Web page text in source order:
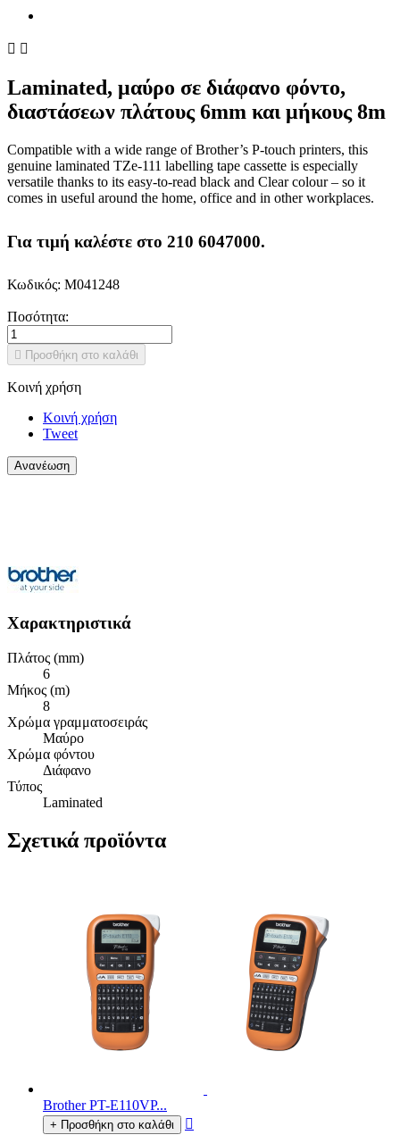
 
Laminated, μαύρο σε διάφανο φόντο,
διαστάσεων πλάτους 6mm και μήκους 8m
Compatible with a wide range of Brother’s P-touch printers, this
genuine laminated TZe-111 labelling tape cassette is especially
versatile thanks to its easy-to-read black and Clear colour – so it
comes in useful around the home, office and in other workplaces.
Για τιμή καλέστε στο 210 6047000.
Κωδικός: M041248
Ποσότητα:
 Προσθήκη στο καλάθι
Κοινή χρήση
Κοινή χρήση
Tweet
Χαρακτηριστικά
Πλάτος (mm)
6
Μήκος (m)
8
Χρώμα γραμματοσειράς
Μαύρο
Χρώμα φόντου
Διάφανο
Τύπος
Laminated
Σχετικά προϊόντα
Brother PT-E110VP...
+ Προσθήκη στο καλάθι 